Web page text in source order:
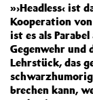
»›Headless‹ ist
Kooperation
ist es als
Gegenwehr und
Lehrstück, das
brechen kann,